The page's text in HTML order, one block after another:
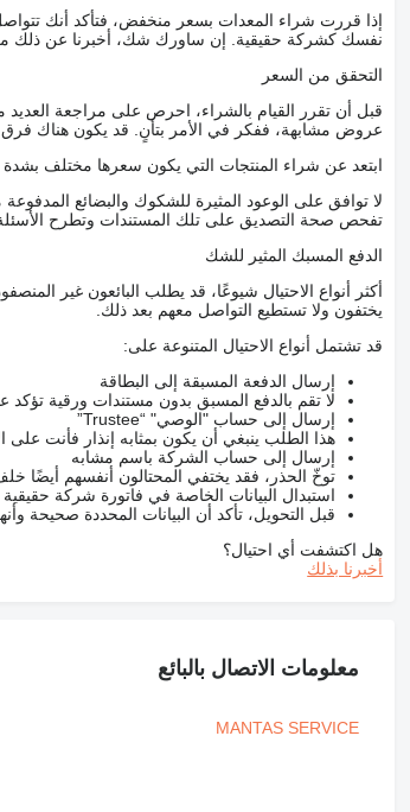
إذا قررت شراء المعدات بسعر منخفض، فتأكد أنك
نفسك كشركة حقيقية. إن ساورك شك، أخبرنا عن ذلك من
التحقق من السعر
قبل أن تقرر القيام بالشراء، احرص على مراجعة
عروض مشابهة، ففكر في الأمر بتأنٍ. قد يكون هناك فرق
ابتعد عن شراء المنتجات التي يكون سعرها مختلف
لا توافق على الوعود المثيرة للشكوك والبضائع
تفحص صحة التصديق على تلك المستندات وتطرح
الدفع المسبك المثير للشك
أكثر أنواع الاحتيال شيوعًا، قد يطلب البائعون غير
يختفون ولا تستطيع التواصل معهم بعد ذلك.
قد تشتمل أنواع الاحتيال المتنوعة على:
إرسال الدفعة المسبقة إلى البطاقة
لا تقم بالدفع المسبق بدون مستندات ورقية
إرسال إلى حساب "الوصي" “Trustee”
هذا الطلب ينبغي أن يكون بمثابه إنذار فأنت
إرسال إلى حساب الشركة باسم مشابه
توخّ الحذر، فقد يختفي المحتالون أنفسهم
استبدال البيانات الخاصة في فاتورة شركة حقيقية
قبل التحويل، تأكد أن البيانات المحددة صحيحة
هل اكتشفت أي احتيال؟
أخبرنا بذلك
معلومات الاتصال بالبائع
MANTAS SERVICE